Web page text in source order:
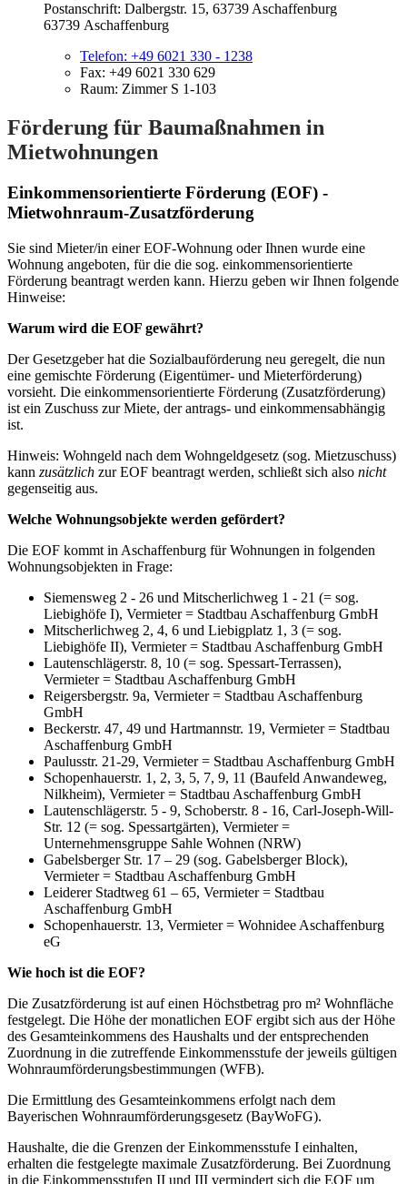
Postanschrift: Dalbergstr. 15, 63739 Aschaffenburg
63739 Aschaffenburg
Telefon: +49 6021 330 - 1238
Fax: +49 6021 330 629
Raum: Zimmer S 1-103
Förderung für Baumaßnahmen in
Mietwohnungen
Einkommensorientierte Förderung (EOF) -
Mietwohnraum-Zusatzförderung
Sie sind Mieter/in einer EOF-Wohnung oder Ihnen wurde eine
Wohnung angeboten, für die die sog. einkommensorientierte
Förderung beantragt werden kann. Hierzu geben wir Ihnen folgende
Hinweise:
Warum wird die EOF gewährt?
Der Gesetzgeber hat die Sozialbauförderung neu geregelt, die nun
eine gemischte Förderung (Eigentümer- und Mieterförderung)
vorsieht. Die einkommensorientierte Förderung (Zusatzförderung)
ist ein Zuschuss zur Miete, der antrags- und einkommensabhängig
ist.
Hinweis: Wohngeld nach dem Wohngeldgesetz (sog. Mietzuschuss)
kann zusätzlich zur EOF beantragt werden, schließt sich also nicht
gegenseitig aus.
Welche Wohnungsobjekte werden gefördert?
Die EOF kommt in Aschaffenburg für Wohnungen in folgenden
Wohnungsobjekten in Frage:
Siemensweg 2 - 26 und Mitscherlichweg 1 - 21 (= sog.
Liebighöfe I), Vermieter = Stadtbau Aschaffenburg GmbH
Mitscherlichweg 2, 4, 6 und Liebigplatz 1, 3 (= sog.
Liebighöfe II), Vermieter = Stadtbau Aschaffenburg GmbH
Lautenschlägerstr. 8, 10 (= sog. Spessart-Terrassen),
Vermieter = Stadtbau Aschaffenburg GmbH
Reigersbergstr. 9a, Vermieter = Stadtbau Aschaffenburg
GmbH
Beckerstr. 47, 49 und Hartmannstr. 19, Vermieter = Stadtbau
Aschaffenburg GmbH
Paulusstr. 21-29, Vermieter = Stadtbau Aschaffenburg GmbH
Schopenhauerstr. 1, 2, 3, 5, 7, 9, 11 (Baufeld Anwandeweg,
Nilkheim), Vermieter = Stadtbau Aschaffenburg GmbH
Lautenschlägerstr. 5 - 9, Schoberstr. 8 - 16, Carl-Joseph-Will-
Str. 12 (= sog. Spessartgärten), Vermieter =
Unternehmensgruppe Sahle Wohnen (NRW)
Gabelsberger Str. 17 – 29 (sog. Gabelsberger Block),
Vermieter = Stadtbau Aschaffenburg GmbH
Leiderer Stadtweg 61 – 65, Vermieter = Stadtbau
Aschaffenburg GmbH
Schopenhauerstr. 13, Vermieter = Wohnidee Aschaffenburg
eG
Wie hoch ist die EOF?
Die Zusatzförderung ist auf einen Höchstbetrag pro m² Wohnfläche
festgelegt. Die Höhe der monatlichen EOF ergibt sich aus der Höhe
des Gesamteinkommens des Haushalts und der entsprechenden
Zuordnung in die zutreffende Einkommensstufe der jeweils gültigen
Wohnraumförderungsbestimmungen (WFB).
Die Ermittlung des Gesamteinkommens erfolgt nach dem
Bayerischen Wohnraumförderungsgesetz (BayWoFG).
Haushalte, die die Grenzen der Einkommensstufe I einhalten,
erhalten die festgelegte maximale Zusatzförderung. Bei Zuordnung
in die Einkommensstufen II und III vermindert sich die EOF um